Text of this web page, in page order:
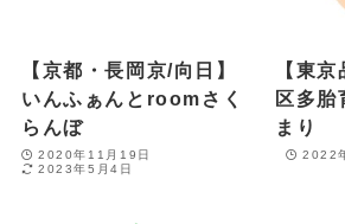
【京都・長岡京/向日】
いんふぁんとroomさく
らんぼ
2020年11月19日
2023年5月4日
【東
区多
まり
2022